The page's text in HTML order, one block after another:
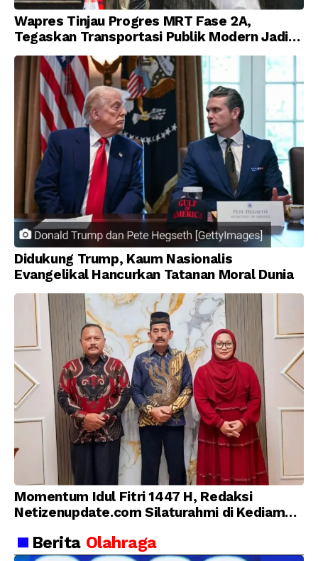
Wapres Tinjau Progres MRT Fase 2A,
Tegaskan Transportasi Publik Modern Jadi
Prioritas Nasional
Didukung Trump, Kaum Nasionalis
Evangelikal Hancurkan Tatanan Moral Dunia
Momentum Idul Fitri 1447 H, Redaksi
Netizenupdate.com Silaturahmi di Kediaman
Berita Olahraga